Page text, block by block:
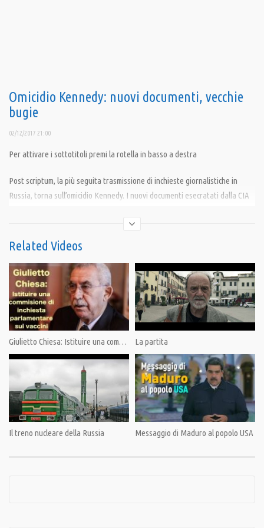
Omicidio Kennedy: nuovi documenti, vecchie
bugie
02/12/2017 21:00
Per attivare i sottotitoli premi la rotella in basso a destra
Post scriptum, la più seguita trasmissione di inchieste giornalistiche in
Russia, torna sull’omicidio Kennedy. I nuovi documenti esecratati dalla CIA
ufficiale, quella redatta dalla commissione Warren.
Condividi
Category:PrimoPiano,Speciali
Tags:CIA,commissione Warren ,Giulietto Chiesa ,Kennedy,PandoraTV
Related Videos
Giulietto Chiesa: Istituire una commissione di inchiesta sui vaccini. La partita
Il treno nucleare della Russia Messaggio di Maduro al popolo USA